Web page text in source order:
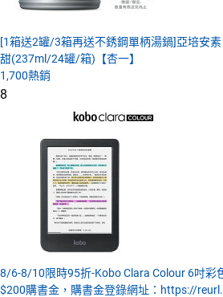
[1箱送2罐/3箱再送不銹鋼單柄湯鍋]亞培安
甜(237ml/24罐/箱)【杏一】
1,700熱銷
8
8/6-8/10限時95折-Kobo Clara Colour 6吋彩
$200購書金，購書金登錄網址：https://